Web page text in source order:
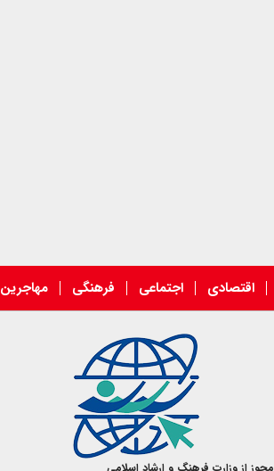
اقتصادی اجتماعی فرهنگی مهاجرین